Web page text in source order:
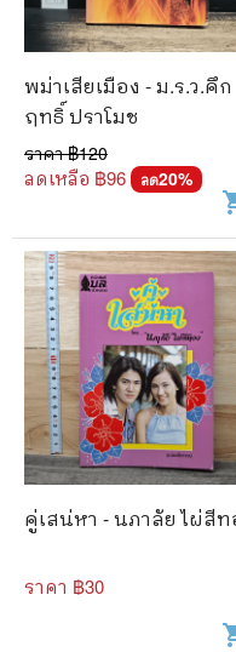
พม่าเสียเมือง - ม.ร.ว.คึก
ฤทธิ์ ปราโมช
ราคา ฿120
ลดเหลือ ฿96 ลด20%
คู่เสน่หา - นภาลัย ไผ่สีท
ราคา ฿30